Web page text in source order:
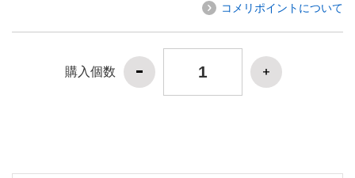
コメリポイントについて
購入個数